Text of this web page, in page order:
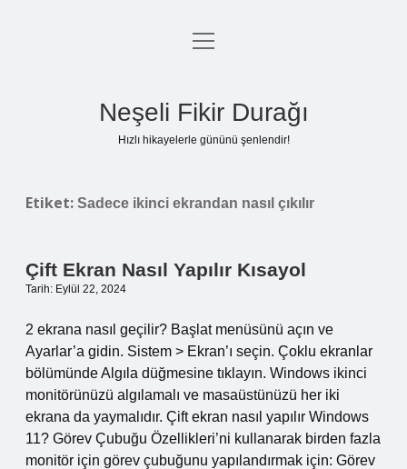
Anasayfa
menüyü
Neşeli Fikir Durağı
Hızlı hikayelerle gününü şenlendir!
Etiket: Sadece ikinci ekrandan nasıl çıkılır
Çift Ekran Nasıl Yapılır Kısayol
Tarih: Eylül 22, 2024
2 ekrana nasıl geçilir? Başlat menüsünü açın ve
Ayarlar’a gidin. Sistem > Ekran’ı seçin. Çoklu ekranlar
bölümünde Algıla düğmesine tıklayın. Windows ikinci
monitörünüzü algılamalı ve masaüstünüzü her iki
ekrana da yaymalıdır. Çift ekran nasıl yapılır Windows
11? Görev Çubuğu Özellikleri’ni kullanarak birden fazla
monitör için görev çubuğunu yapılandırmak için: Görev